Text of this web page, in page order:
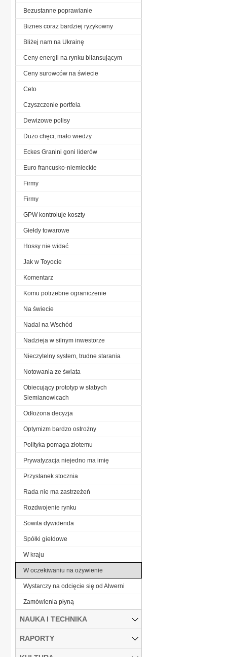
Bezustanne poprawianie
Biznes coraz bardziej ryzykowny
Bliżej nam na Ukrainę
Ceny energii na rynku bilansującym
Ceny surowców na świecie
Ceto
Czyszczenie portfela
Dewizowe polisy
Dużo chęci, mało wiedzy
Eckes Granini goni liderów
Euro francusko-niemieckie
Firmy
Firmy
GPW kontroluje koszty
Giełdy towarowe
Hossy nie widać
Jak w Toyocie
Komentarz
Komu potrzebne ograniczenie
Na świecie
Nadal na Wschód
Nadzieja w silnym inwestorze
Nieczytelny system, trudne starania
Notowania ze świata
Obiecujący prototyp w słabych
Siemianowicach
Odłożona decyzja
Optymizm bardzo ostrożny
Polityka pomaga złotemu
Prywatyzacja niejedno ma imię
Przystanek stocznia
Rada nie ma zastrzeżeń
Rozdwojenie rynku
Sowita dywidenda
Spółki giełdowe
W kraju
W oczekiwaniu na ożywienie
Wystarczy na odcięcie się od Alwerni
Zamówienia płyną
NAUKA I TECHNIKA
RAPORTY